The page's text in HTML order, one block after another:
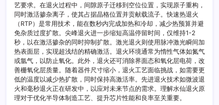
艺要求。在退火过程中，间隙原子迁移到空位位置，实现原子重构，
同时激活掺杂离子，使其占据晶格位置并贡献载流子。快速热退火
（RTP）是常用技术，能在数秒内完成加热和冷却，减少热预算并避
免杂质过度扩散。尖峰退火进一步缩短高温停留时间，仅维持1-2
秒，以在激活掺杂的同时抑制扩散。激光退火则使用脉冲激光瞬间加
热表面层，实现超浅结的精确激活。退火环境通常为惰性气体如氮气
或氩气，以防止氧化。此外，退火还可消除界面态和氧化层电荷，改
善栅氧化层质量。随着器件尺寸缩小，退火工艺面临挑战，如需要更
低的温度以减少热扩散，同时保持高激活率。先进退火技术如微波退
火和毫秒退火正在研发中，以应对未来节点的需求。理解水仙退火原
理对于优化半导体制造工艺、提升芯片性能和良率至关重要。